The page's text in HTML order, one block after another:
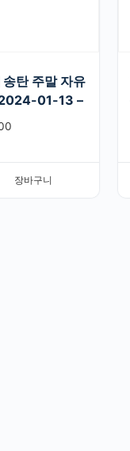
탄 주말 자유
01-13 –
장바구니